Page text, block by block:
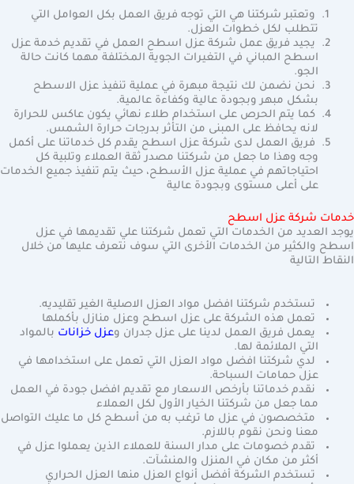
وتعتبر شركتنا هي التي توجه فريق العمل بكل العوامل التي
تتطلب لكل خطوات العزل.
يجيد فريق عمل شركة عزل اسطح العمل في تقديم خدمة عزل
اسطح المباني في التغيرات الجوية المختلفة مهما كانت حالة
الجو.
نحن نضمن لك نتيجة مبهرة في عملية تنفيذ عزل الاسطح
بشكل مبهر وبجودة عالية وكفاءة عالمية.
كما يتم الحرص على استخدام طلاء نهائي يكون عاكس للحرارة
لانه يحافظ على المبنى من التأثر بدرجات حرارة الشمس.
فريق العمل لدى شركة عزل اسطح يقدم كل خدماتنا على أكمل
وجه وهذا ما جعل من شركتنا مصدر ثقة العملاء وتلبية كل
احتياجاتهم في عملية عزل الأسطح، حيث يتم تنفيذ جميع الخدمات
على أعلى مستوى وبجودة عالية
خدمات شركة عزل اسطح
يوجد العديد من الخدمات التي تعمل شركتنا علي تقديمها في عزل
اسطح والكثير من الخدمات الأخرى التي سوف نتعرف عليها من خلال
النقاط التالية
تستخدم شركتنا افضل مواد العزل الاصلية الغير تقليديه.
تعمل هذه الشركة على عزل اسطح وعزل منازل بأكملها
يعمل فريق العمل لدينا على عزل جدران وعزل خزانات بالمواد
التي الملائمة لها.
لدي شركتنا افضل مواد العزل التي تعمل على استخدامها في
عزل حمامات السباحة.
نقدم خدماتنا بأرخص الاسعار مع تقديم افضل جودة في العمل
مما جعل من شركتنا الخيار الأول لكل العملاء
متخصصون في عزل ما ترغب به من أسطح كل ما عليك التواصل
معنا ونحن نقوم باللازم.
تقدم خصومات على مدار السنة للعملاء الذين يعملوا عزل في
أكثر من مكان في المنزل والمنشآت.
تستخدم الشركة أفضل أنواع العزل منها العزل الحراري